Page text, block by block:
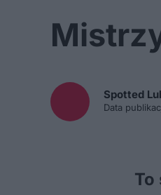
Spotted
Data
To